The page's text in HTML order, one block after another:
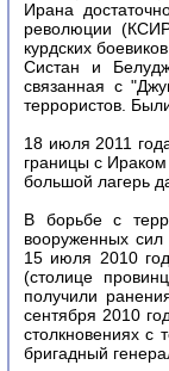
Ирана
революции
курдских
Систан и
связанная с
террористов.
18 июля 2011
границы с
большой лагерь
В борьбе с
вооруженных
15 июля 2010
(столице
получили
сентября 2010
столкновениях с
бригадный